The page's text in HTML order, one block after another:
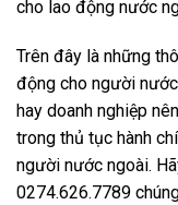
cho lao động nước
Trên đây là những
động cho người
hay doanh nghiệp
trong thủ tục hành
người nước ngoài.
0274.626.7789